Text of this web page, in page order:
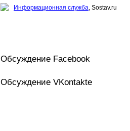
Информационная служба, Sostav.ru
Обсуждение Facebook
Обсуждение VKontakte